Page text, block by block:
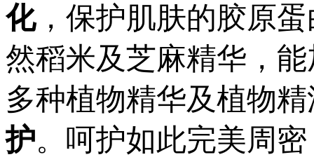
化，保护肌肤的胶原
然稻米及芝麻精华，
多种植物精华及植物
护。呵护如此完美周